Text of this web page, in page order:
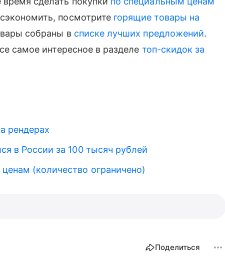
посмотрите горящие товары на
собраны в списке лучших предложений.
самое интересное в разделе топ-скидок за
рендерах
в России за 100 тысяч рублей
(количество ограничено)
Поделиться